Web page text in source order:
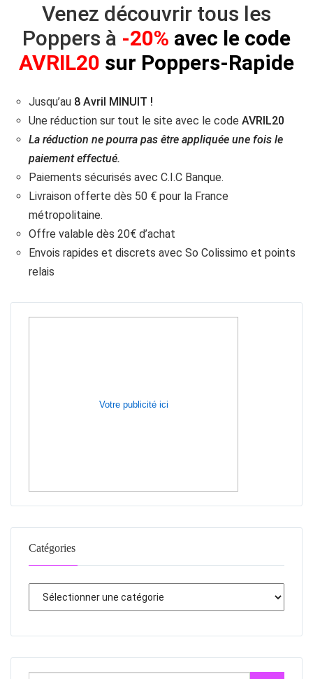
Venez découvrir tous les
Poppers à -20% avec le code
AVRIL20 sur Poppers-Rapide
Jusqu’au 8 Avril MINUIT !
Une réduction sur tout le site avec le code AVRIL20
La réduction ne pourra pas être appliquée une fois le
paiement effectué.
Paiements sécurisés avec C.I.C Banque.
Livraison offerte dès 50 € pour la France
métropolitaine.
Offre valable dès 20€ d’achat
Envois rapides et discrets avec So Colissimo et points
relais
Votre publicité ici
Catégories